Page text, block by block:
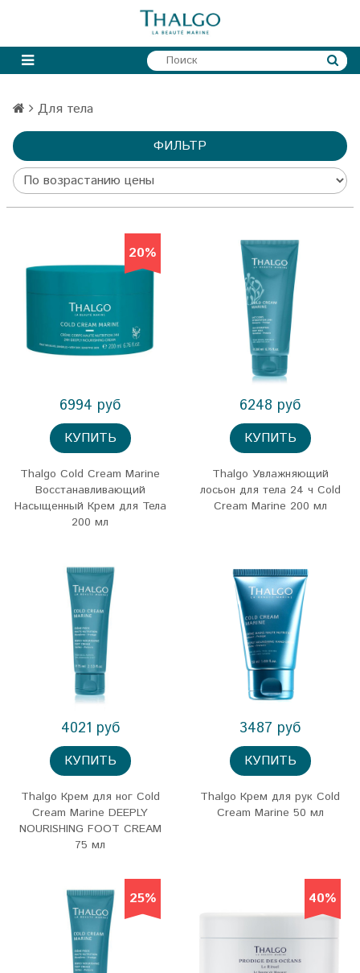
Для тела
ФИЛЬТР
20%
6994 руб
КУПИТЬ
Thalgo Cold Cream Marine
Восстанавливающий
Насыщенный Крем для Тела
200 мл
6248 руб
КУПИТЬ
Thalgo Увлажняющий
лосьон для тела 24 ч Cold
Cream Marine 200 мл
4021 руб
КУПИТЬ
Thalgo Крем для ног Cold
Cream Marine DEEPLY
NOURISHING FOOT CREAM
75 мл
3487 руб
КУПИТЬ
Thalgo Крем для рук Cold
Cream Marine 50 мл
25% 40%